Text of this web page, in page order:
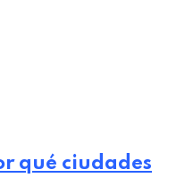
qué ciudades